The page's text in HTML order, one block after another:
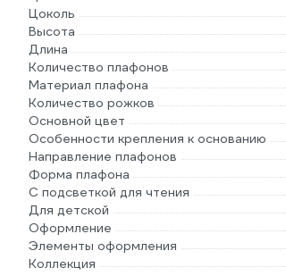
Цоколь
Высота
Длина
Количество плафонов
Материал плафона
Количество рожков
Основной цвет
Особенности крепления к основанию
Направление плафонов
Форма плафона
С подсветкой для чтения
Для детской
Оформление
Элементы оформления
Коллекция